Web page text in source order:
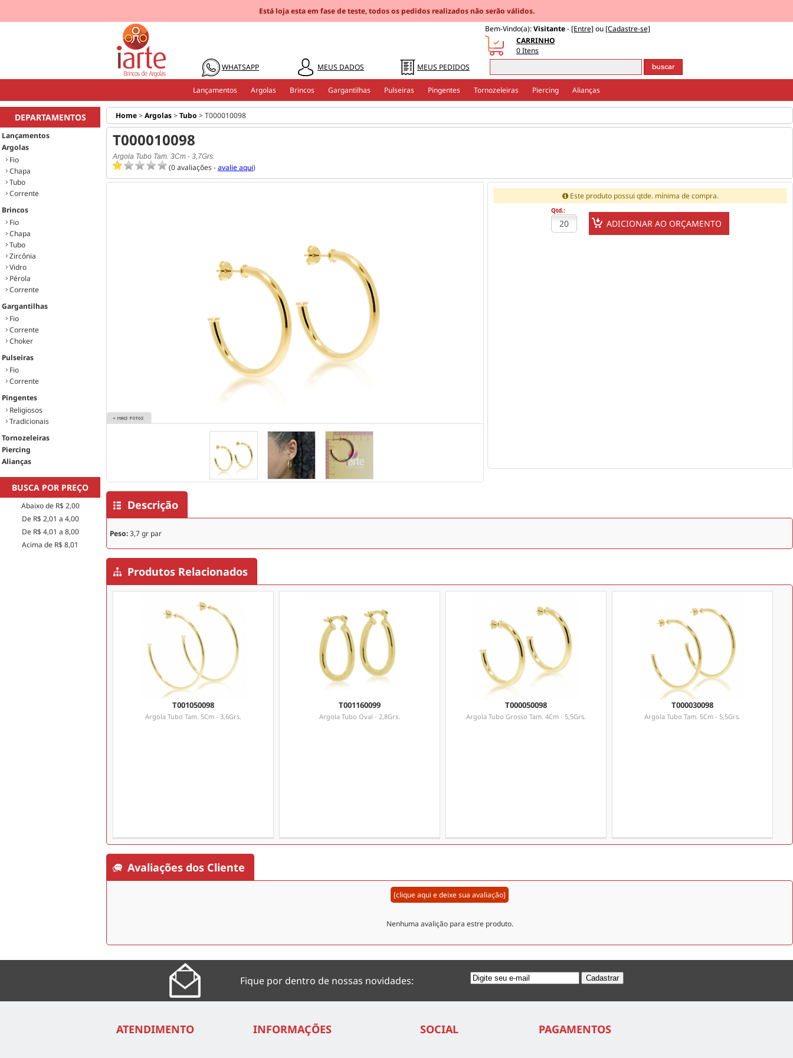
Está loja esta em fase de teste, todos os pedidos realizados não serão válidos.
Bem-Vindo(a):Visitante- [Entre] ou [Cadastre-se]
CARRINHO
0 Itens
WHATSAPP
MEUS DADOS MEUS PEDIDOS
Lançamentos Argolas Brincos Gargantilhas Pulseiras Pingentes Tornozeleiras Piercing Alianças
DEPARTAMENTOS
Lançamentos
Argolas
Fio
Chapa
Tubo
Corrente
Brincos
Fio
Chapa
Tubo
Zircônia
Vidro
Pérola
Corrente
Gargantilhas
Fio
Corrente
Choker
Pulseiras
Fio
Corrente
Pingentes
Religiosos
Tradicionais
Tornozeleiras
Piercing
Alianças
BUSCA POR PREÇO
Abaixo de R$ 2,00
De R$ 2,01 a 4,00
De R$ 4,01 a 8,00
Acima de R$ 8,01
Home>Argolas>Tubo >T000010098
T000010098
Argola Tubo Tam. 3Cm - 3,7Grs.
(0 avaliações -avalie aqui)
Este produto possui qtde. mínima de compra.
Qtd.:
Descrição
Peso:3,7 gr par
Produtos Relacionados
T001050098
Argola Tubo Tam. 5Cm - 3,6Grs.
T001160099
Argola Tubo Oval - 2,8Grs.
T000050098
Argola Tubo Grosso Tam. 4Cm - 5,5Grs.
T000030098
Argola Tubo Tam. 5Cm - 5,5Grs.
Avaliações dos Cliente
[clique aqui e deixe sua avaliação]
Nenhuma avalição para estre produto.
Fique por dentro de nossas novidades:
ATENDIMENTO INFORMAÇÕES SOCIAL PAGAMENTOS